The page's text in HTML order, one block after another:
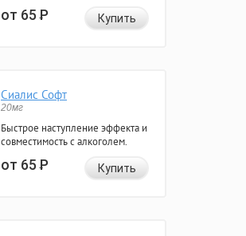
от 65Р Купить
Сиалис Софт
20мг
Быстрое наступление эффекта и
совместимость с алкоголем.
от 65Р Купить